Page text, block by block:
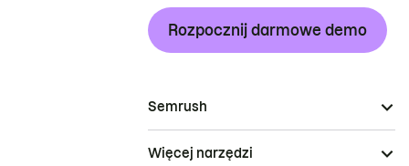
Rozpocznij darmowe demo
Semrush
Więcej narzędzi